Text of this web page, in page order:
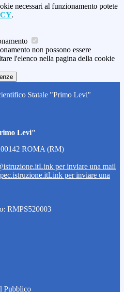
necessari al funzionamento potete
.
non possono essere
l'elenco nella pagina della cookie
Statale "Primo Levi"
Levi"
ROMA (RM)
Link per inviare una mail
Link per inviare una
RMPS520003
Pubblico